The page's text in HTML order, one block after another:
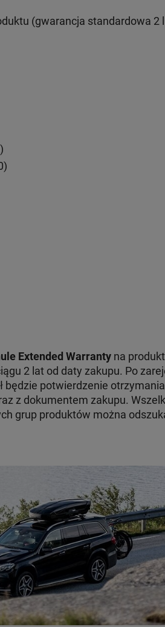
(gwarancja standardowa 2
Extended Warrantyna
2 lat od daty zakupu. Po
potwierdzenie
z dokumentem zakupu.
grup produktów można